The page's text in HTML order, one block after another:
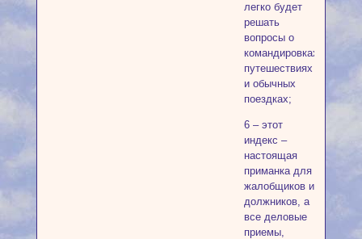
легко будет
решать
вопросы о
командировках,
путешествиях
и обычных
поездках;
6 – этот
индекс –
настоящая
приманка для
жалобщиков и
должников, а
все деловые
приемы,